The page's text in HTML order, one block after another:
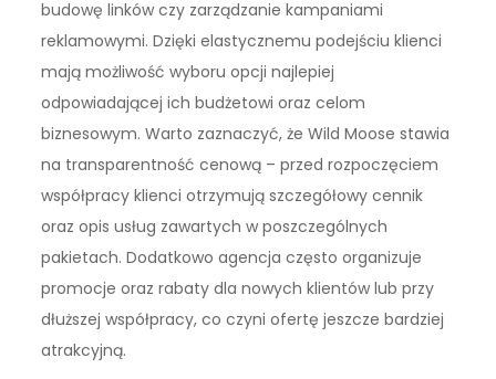
budowę linków czy zarządzanie kampaniami
reklamowymi. Dzięki elastycznemu podejściu klienci
mają możliwość wyboru opcji najlepiej
odpowiadającej ich budżetowi oraz celom
biznesowym. Warto zaznaczyć, że Wild Moose stawia
na transparentność cenową – przed rozpoczęciem
współpracy klienci otrzymują szczegółowy cennik
oraz opis usług zawartych w poszczególnych
pakietach. Dodatkowo agencja często organizuje
promocje oraz rabaty dla nowych klientów lub przy
dłuższej współpracy, co czyni ofertę jeszcze bardziej
atrakcyjną.